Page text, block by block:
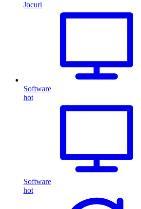
Jocuri
Software
hot
Software
hot